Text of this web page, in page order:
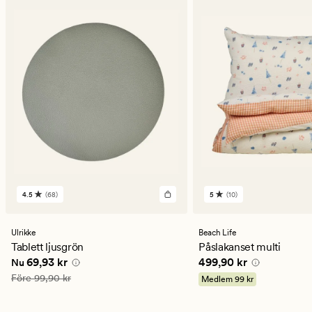
68
ett
genomsnittligt
betyg
på
4.5
4.5 (68)
Ulrikke
Tablett ljusgrön
Nuvarande pris
Nu 69,93 kr
Ordinarie pris
Före99,90 kr
10
ett
genomsnittligt
betyg
på
5
5 (10)
Beach Life
Påslakanset multi
Pris 499,90 kr
499,90 kr
Medlem99 kr